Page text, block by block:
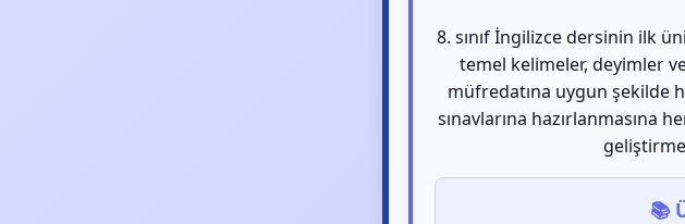
8. sınıf İngilizce dersinin ilk
temel kelimeler, deyimler
müfredatına uygun şekilde
sınavlarına hazırlanmasına
📚